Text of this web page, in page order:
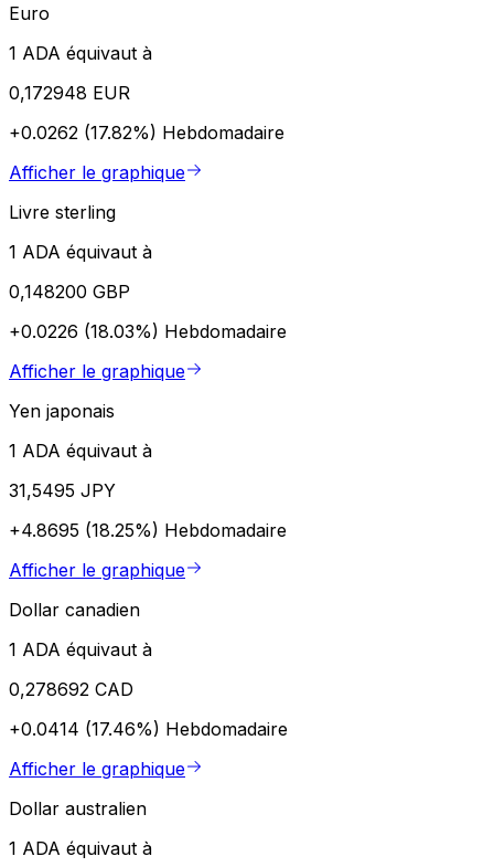
Euro
1 ADA équivaut à
0,172948 EUR
+0.0262 (17.82%) Hebdomadaire
Afficher le graphique
Livre sterling
1 ADA équivaut à
0,148200 GBP
+0.0226 (18.03%) Hebdomadaire
Afficher le graphique
Yen japonais
1 ADA équivaut à
31,5495 JPY
+4.8695 (18.25%) Hebdomadaire
Afficher le graphique
Dollar canadien
1 ADA équivaut à
0,278692 CAD
+0.0414 (17.46%) Hebdomadaire
Afficher le graphique
Dollar australien
1 ADA équivaut à